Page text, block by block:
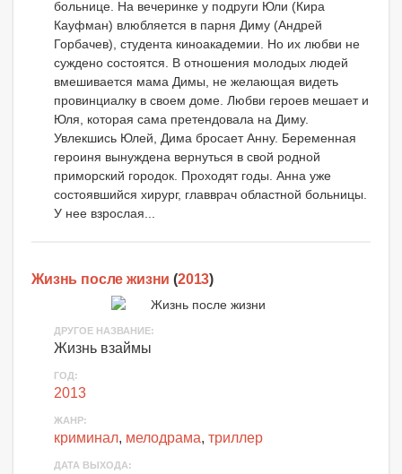
больнице. На вечеринке у подруги Юли (Кира
Кауфман) влюбляется в парня Диму (Андрей
Горбачев), студента киноакадемии. Но их любви не
суждено состоятся. В отношения молодых людей
вмешивается мама Димы, не желающая видеть
провинциалку в своем доме. Любви героев мешает и
Юля, которая сама претендовала на Диму.
Увлекшись Юлей, Дима бросает Анну. Беременная
героиня вынуждена вернуться в свой родной
приморский городок. Проходят годы. Анна уже
состоявшийся хирург, главврач областной больницы.
У нее взрослая...
Жизнь после жизни (2013)
ДРУГОЕ НАЗВАНИЕ:
Жизнь взаймы
ГОД:
2013
ЖАНР:
криминал, мелодрама, триллер
ДАТА ВЫХОДА: